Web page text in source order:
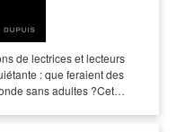
de lectrices et lecteurs
: que feraient des
sans adultes ?Cet…